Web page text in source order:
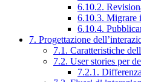
6.10.2.
6.10.3. Migrare
6.10.4.
7. Progettazione
7.1. Caratteristiche
7.2. User stories per
7.2.1.